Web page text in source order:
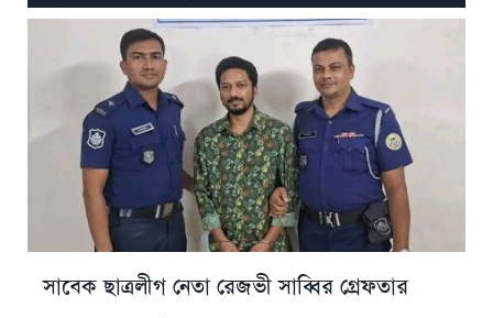
সাবেক ছাত্রলীগ নেতা রেজভী সাব্বির গ্রেফতার